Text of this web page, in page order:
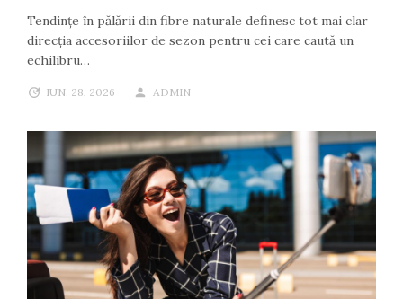
Tendințe în pălării din fibre naturale definesc tot mai clar
direcția accesoriilor de sezon pentru cei care caută un
echilibru…
IUN. 28, 2026 ADMIN